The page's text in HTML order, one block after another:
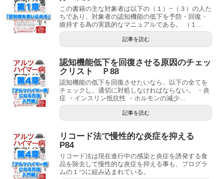
この書籍の主な対象者は以下の（１）~（３）の人た
ちであり、対象者の認知機能の低下を予防・回復・
維持する為の実践的なマニュアルである。 （１...
記事を読む
認知機能低下を回復させる原因のチェッ
クリスト Ｐ88
認知機能の低下を回復させたいなら、以下の全てを
チェックし、適切に対処しなければならない。 ・炎
症 ・インスリン抵抗性 ・ホルモンの減少...
記事を読む
リコード法で慢性的な炎症を抑える
P84
リコード法は現在進行中の感染と炎症を誘発する食
品を除去して慢性的な炎症を抑える事も、プログラ
ムの１つに組み込まれている。